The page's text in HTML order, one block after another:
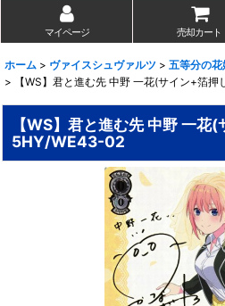
マイページ 売却カート
ホーム > ヴァイスシュヴァルツ > 五等分の花
>
【WS】君と進む先 中野 一花(サイン+箔
【WS】君と進む先 中野 一花(
5HY/WE43-02